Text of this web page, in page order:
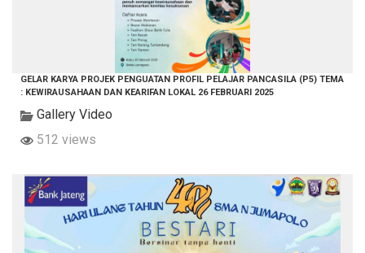
GELAR KARYA PROJEK PENGUATAN PROFIL PELAJAR PANCASILA (P5) TEMA
: KEWIRAUSAHAAN DAN KEARIFAN LOKAL 26 FEBRUARI 2025
Gallery Video
512 views